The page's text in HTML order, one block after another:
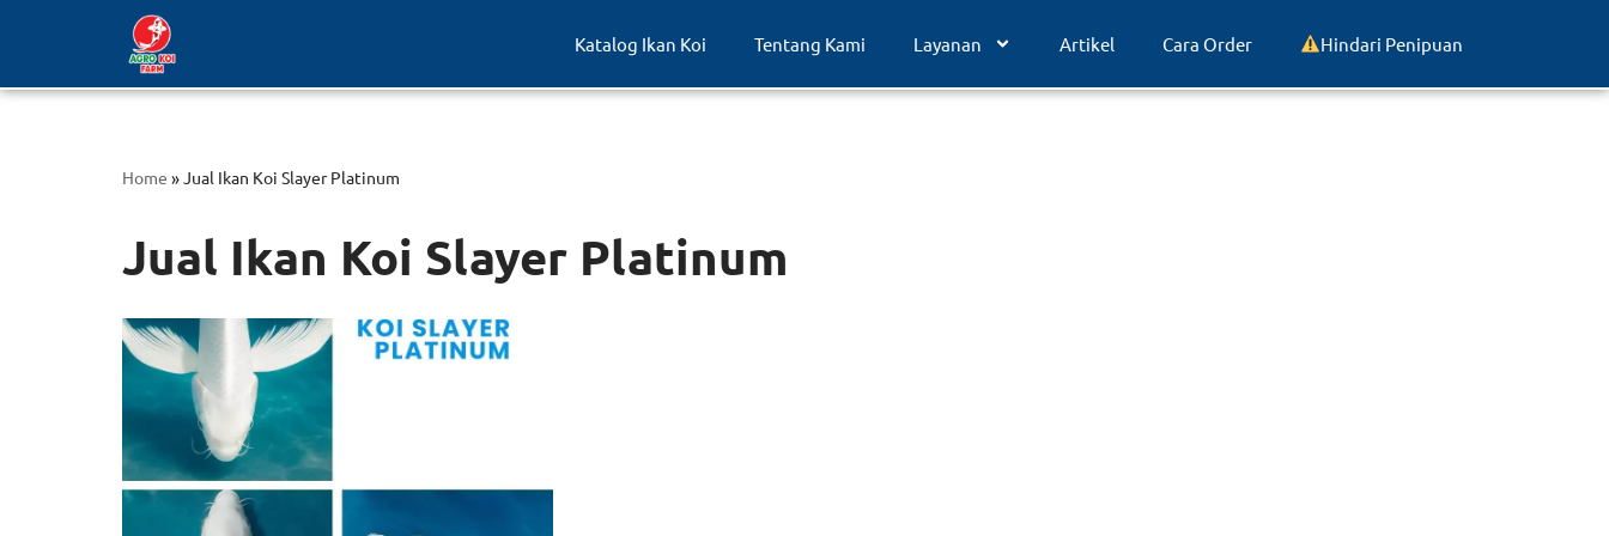
ke
Katalog Ikan Koi Tentang Kami Layanan Artikel Cara Order Hindari Penipuan
Home »Jual Ikan Koi Slayer Platinum
Jual Ikan Koi Slayer Platinum